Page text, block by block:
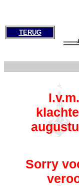
TERUG
Sorry